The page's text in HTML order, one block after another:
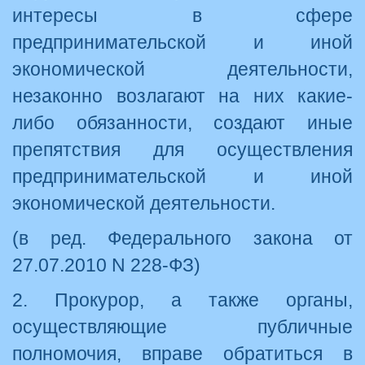
интересы в сфере
предпринимательской и иной
экономической деятельности,
незаконно возлагают на них какие-
либо обязанности, создают иные
препятствия для осуществления
предпринимательской и иной
экономической деятельности.
(в ред. Федерального закона от
27.07.2010 N 228-ФЗ)
2. Прокурор, а также органы,
осуществляющие публичные
полномочия, вправе обратиться в